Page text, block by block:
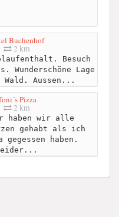
Buchenhof
2 km
Besuch
Wunderschöne Lage
Wald. Aussen...
Pizza
2 km
haben wir alle
gehabt als ich
haben.